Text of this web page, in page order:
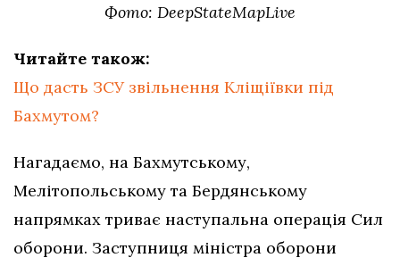
Фото: DeepStateMapLive
Читайте також:
Що дасть ЗСУ звільнення Кліщіївки під
Бахмутом?
Нагадаємо, на Бахмутському,
Мелітопольському та Бердянському
напрямках триває наступальна операція Сил
оборони. Заступниця міністра оборони